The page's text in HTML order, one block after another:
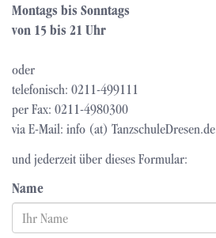
Montags bis Sonntags
von 15 bis 21 Uhr
oder
telefonisch: 0211-499111
per Fax: 0211-4980300
via E-Mail: info (at) TanzschuleDresen.de
und jederzeit über dieses Formular:
Name